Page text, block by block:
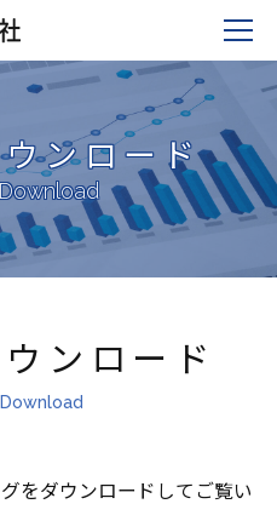
ンロード
ンロード
をダウンロードしてご覧い